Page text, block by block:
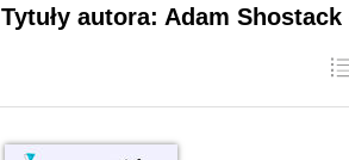
Tytuły autora: Adam